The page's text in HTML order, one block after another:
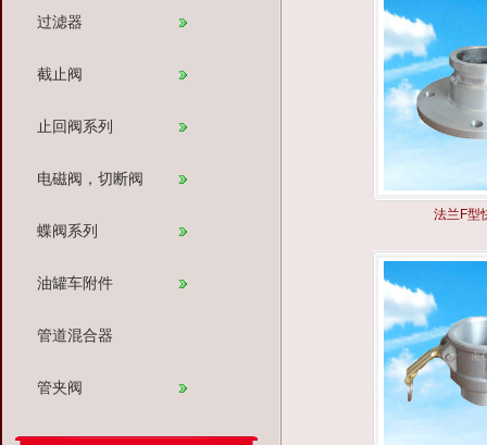
过滤器
截止阀
止回阀系列
电磁阀，切断阀
蝶阀系列
油罐车附件
管道混合器
管夹阀
法兰F型